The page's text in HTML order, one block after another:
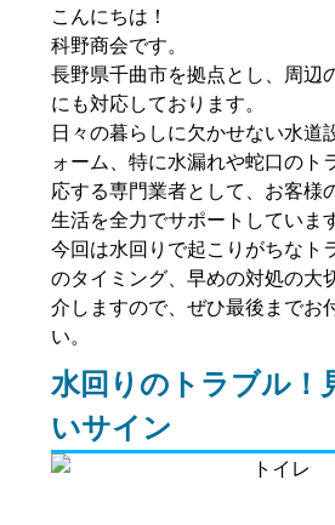
こんにちは！
科野商会です。
長野県千曲市を拠点とし、周辺
にも対応しております。
日々の暮らしに欠かせない水道
ォーム、特に水漏れや蛇口のト
応する専門業者として、お客様
生活を全力でサポートしています
今回は水回りで起こりがちなト
のタイミング、早めの対処の大
介しますので、ぜひ最後までお
い。
水回りのトラブル！
いサイン